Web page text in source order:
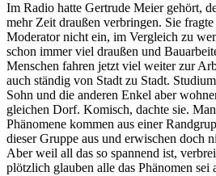
Im Radio hatte Gertrude Meier gehört,
mehr Zeit draußen verbringen. Sie
Moderator nicht ein, im Vergleich zu
schon immer viel draußen und
Menschen fahren jetzt viel weiter zur
auch ständig von Stadt zu Stadt.
Sohn und die anderen Enkel aber
gleichen Dorf. Komisch, dachte sie.
Phänomene kommen aus einer
dieser Gruppe aus und erwischen doch
Aber weil all das so spannend ist,
plötzlich glauben alle das Phänomen sei